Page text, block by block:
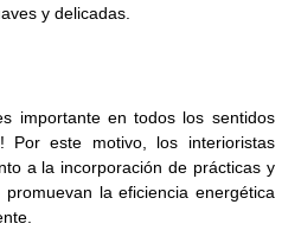
y delicadas.
importante en todos los sentidos
Por este motivo, los interioristas
a la incorporación de prácticas y
la eficiencia energética